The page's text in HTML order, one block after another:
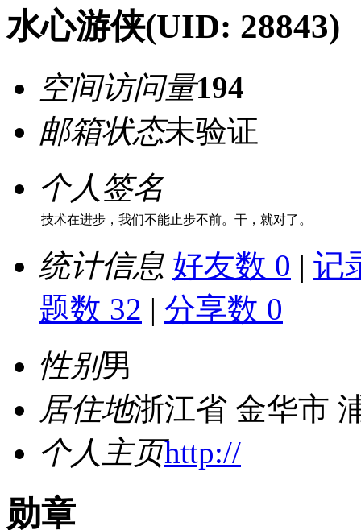
水心游侠(UID: 28843)
空间访问量194
邮箱状态未验证
个人签名
技术在进步，我们不能止步不前。干，就对了。
统计信息 好友数 0 | 记
题数 32 | 分享数 0
性别男
居住地浙江省 金华市
个人主页http://
勋章